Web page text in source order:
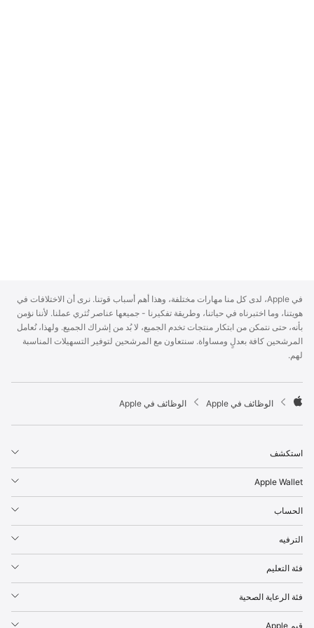
p
p
l
e
F
o
t
r
في Apple، لدى كل منا مهارات مختلفة، وهذا أهم أسباب قوتنا. نرى أن الاختلافات في
هويتنا، وما اختبرناه في حياتنا، وطريقة تفكيرنا - جميعها عناصر تُثري عملنا. لأننا نؤمن
بأنه، حتى نتمكن من ابتكار منتجات تخدم الجميع، لا بُد من إشراك الجميع. ولهذا، نُعامل
المرشحين كافة بعدلٍ ومساواة. سنتعاون مع المرشحين لتوفير التسهيلات المناسبة
لهم.

p
l
e
الوظائف في Apple الوظائف في Apple
استكشف
Apple Wallet
الحساب
الترفيه
فئة التعليم
فئة الرعاية الصحية
قيم Apple